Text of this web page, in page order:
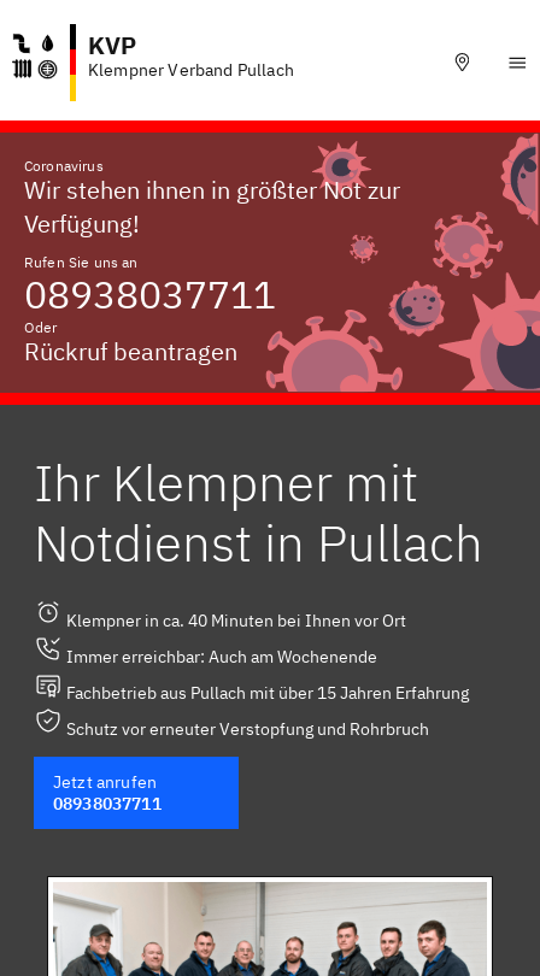
KVP
Klempner Verband Pullach
Coronavirus
Wir stehen ihnen in größter Not zur
Verfügung!
Rufen Sie uns an
08938037711
Oder
Rückruf beantragen
Ihr Klempner mit
Notdienst in Pullach
Klempner in ca. 40 Minuten bei Ihnen vor Ort
Immer erreichbar: Auch am Wochenende
Fachbetrieb aus Pullach mit über 15 Jahren Erfahrung
Schutz vor erneuter Verstopfung und Rohrbruch
Jetzt anrufen
08938037711